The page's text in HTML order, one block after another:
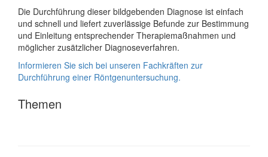
Die Durchführung dieser bildgebenden Diagnose ist einfach
und schnell und liefert zuverlässige Befunde zur Bestimmung
und Einleitung entsprechender Therapiemaßnahmen und
möglicher zusätzlicher Diagnoseverfahren.
Informieren Sie sich bei unseren Fachkräften zur
Durchführung einer Röntgenuntersuchung.
Themen